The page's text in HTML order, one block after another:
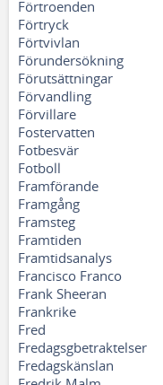
Förtroenden
Förtryck
Förtvivlan
Förundersökning
Förutsättningar
Förvandling
Förvillare
Fostervatten
Fotbesvär
Fotboll
Framförande
Framgång
Framsteg
Framtiden
Framtidsanalys
Francisco Franco
Frank Sheeran
Frankrike
Fred
Fredagsgbetraktelser
Fredagskänslan